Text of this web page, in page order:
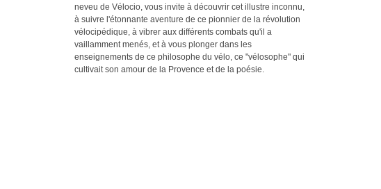
neveu de Vélocio, vous invite à découvrir cet illustre inconnu,
à suivre l'étonnante aventure de ce pionnier de la révolution
vélocipédique, à vibrer aux différents combats qu'il a
vaillamment menés, et à vous plonger dans les
enseignements de ce philosophe du vélo, ce "vélosophe" qui
cultivait son amour de la Provence et de la poésie.